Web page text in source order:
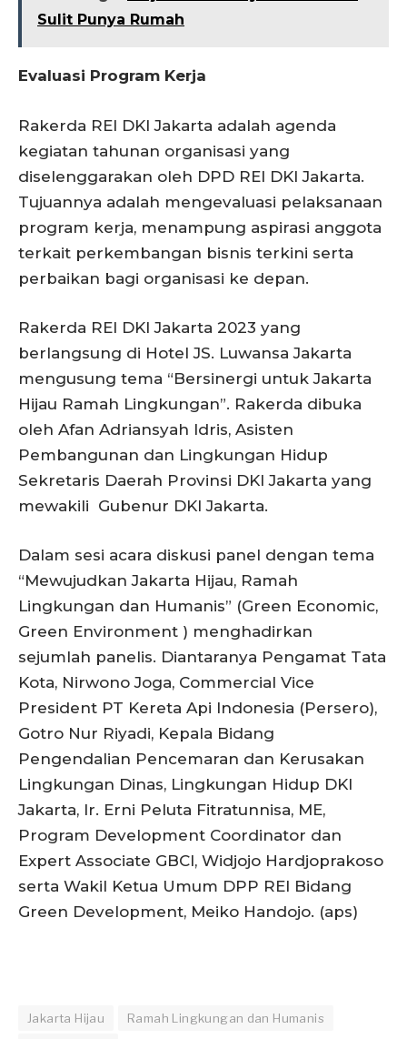
Sulit Punya Rumah
Evaluasi Program Kerja
Rakerda REI DKI Jakarta adalah agenda
kegiatan tahunan organisasi yang
diselenggarakan oleh DPD REI DKI Jakarta.
Tujuannya adalah mengevaluasi pelaksanaan
program kerja, menampung aspirasi anggota
terkait perkembangan bisnis terkini serta
perbaikan bagi organisasi ke depan.
Rakerda REI DKI Jakarta 2023 yang
berlangsung di Hotel JS. Luwansa Jakarta
mengusung tema “Bersinergi untuk Jakarta
Hijau Ramah Lingkungan”. Rakerda dibuka
oleh Afan Adriansyah Idris, Asisten
Pembangunan dan Lingkungan Hidup
Sekretaris Daerah Provinsi DKI Jakarta yang
mewakili Gubenur DKI Jakarta.
Dalam sesi acara diskusi panel dengan tema
“Mewujudkan Jakarta Hijau, Ramah
Lingkungan dan Humanis” (Green Economic,
Green Environment ) menghadirkan
sejumlah panelis. Diantaranya Pengamat Tata
Kota, Nirwono Joga, Commercial Vice
President PT Kereta Api Indonesia (Persero),
Gotro Nur Riyadi, Kepala Bidang
Pengendalian Pencemaran dan Kerusakan
Lingkungan Dinas, Lingkungan Hidup DKI
Jakarta, Ir. Erni Peluta Fitratunnisa, ME,
Program Development Coordinator dan
Expert Associate GBCI, Widjojo Hardjoprakoso
serta Wakil Ketua Umum DPP REI Bidang
Green Development, Meiko Handojo. (aps)
Jakarta Hijau Ramah Lingkungan dan Humanis